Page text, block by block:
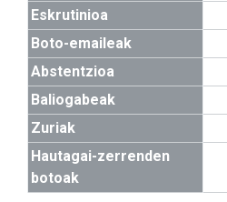
Eskrutinioa
Boto-emaileak
Abstentzioa
Baliogabeak
Zuriak
Hautagai-zerrenden
botoak